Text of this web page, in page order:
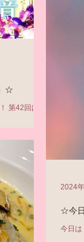
☆
第42回は
るタイミン
☆今
今日は
2024